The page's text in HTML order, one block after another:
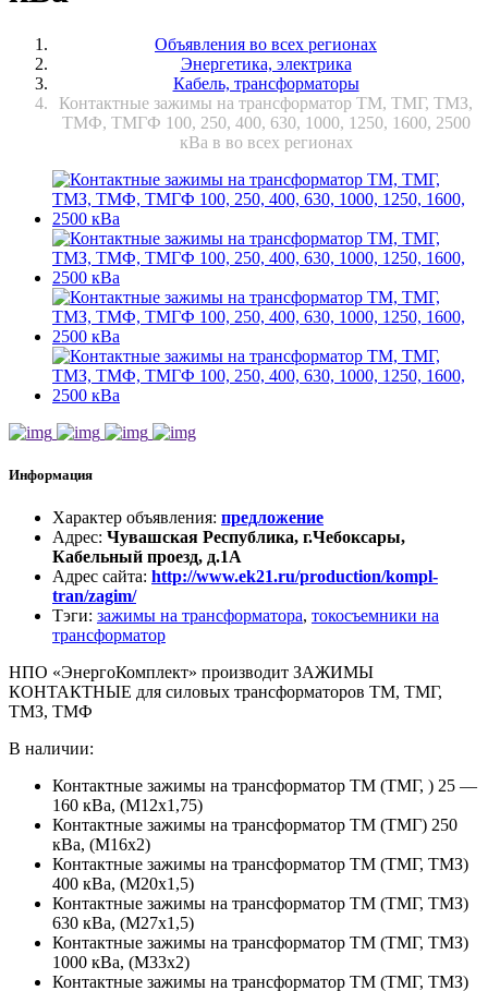
Объявления во всех регионах
Энергетика, электрика
Кабель, трансформаторы
Контактные зажимы на трансформатор ТМ, ТМГ, ТМЗ,
ТМФ, ТМГФ 100, 250, 400, 630, 1000, 1250, 1600, 2500
кВа в во всех регионах
Информация
Характер объявления: предложение
Адрес: Чувашская Республика, г.Чебоксары,
Кабельный проезд, д.1А
Адрес сайта: http://www.ek21.ru/production/kompl-
tran/zagim/
Тэги: зажимы на трансформатора, токосъемники на
трансформатор
НПО «ЭнергоКомплект» производит ЗАЖИМЫ
КОНТАКТНЫЕ для силовых трансформаторов ТМ, ТМГ,
ТМЗ, ТМФ
В наличии:
Контактные зажимы на трансформатор ТМ (ТМГ, ) 25 —
160 кВа, (М12х1,75)
Контактные зажимы на трансформатор ТМ (ТМГ) 250
кВа, (М16х2)
Контактные зажимы на трансформатор ТМ (ТМГ, ТМЗ)
400 кВа, (М20х1,5)
Контактные зажимы на трансформатор ТМ (ТМГ, ТМЗ)
630 кВа, (М27х1,5)
Контактные зажимы на трансформатор ТМ (ТМГ, ТМЗ)
1000 кВа, (М33х2)
Контактные зажимы на трансформатор ТМ (ТМГ, ТМЗ)